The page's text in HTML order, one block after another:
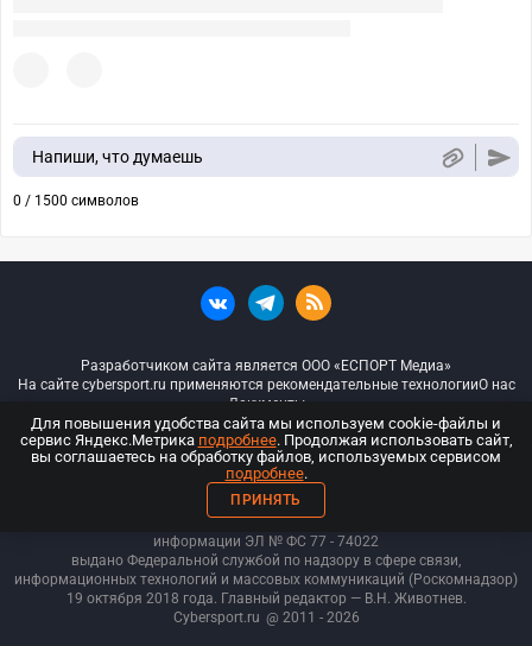
Напиши, что думаешь
0 / 1500 символов
Разработчиком сайта является ООО «ЕСПОРТ Медиа»
На сайте cybersport.ru применяются рекомендательные технологииО нас
Документы
© ООО «Киберспорт.ру» — Все права защищены
18+
ООО «Киберспорт.ру». Свидетельство о регистрации средств массовой
информации ЭЛ № ФС 77 - 74022
выдано Федеральной службой по надзору в сфере связи,
информационных технологий и массовых коммуникаций (Роскомнадзор)
19 октября 2018 года. Главный редактор — В.Н. Животнев.
Cybersport.ru @ 2011 - 2026
Для повышения удобства сайта мы используем cookie-файлы и
сервис Яндекс.Метрика подробнее. Продолжая использовать сайт,
вы соглашаетесь на обработку файлов, используемых сервисом
подробнее.
ПРИНЯТЬ